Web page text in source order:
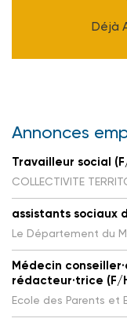
Déjà
Annonces
Travailleur social
COLLECTIVITE
assistants sociaux
Le Département du
Médecin
rédacteur·trice (F/
Ecole des Parents et